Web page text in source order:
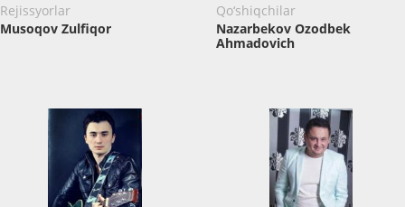
Rejissyorlar
Musoqov Zulfiqor
Qo‘shiqchilar
Nazarbekov Ozodbek
Ahmadovich